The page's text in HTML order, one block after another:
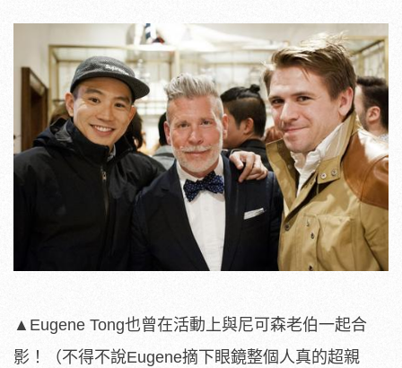
▲Eugene Tong也曾在活動上與尼可森老伯一起合
影！（不得不說Eugene摘下眼鏡整個人真的超親